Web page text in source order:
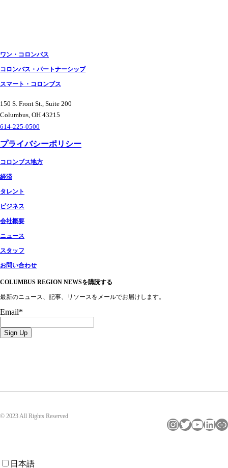
ワン・コロンバス
コロンバス・パートナーシップ
スマート・コロンブス
150 S. Front St., Suite 200
Columbus, OH 43215
614-225-0500
プライバシーポリシー
コロンブス地方
経済
タレント
ビジネス
会社概要
ニュース
スタッフ
お問い合わせ
COLUMBUS REGION NEWSを購読する
最新のニュース、記事、リソースをメールでお届けします。
Email*
© 2023 All Rights Reserved
インスタグラムツイッターユーチューブLinkedIn リンク
日本語